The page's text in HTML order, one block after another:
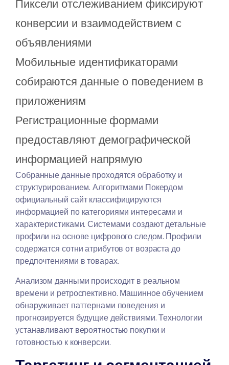
Пиксели отслеживанием фиксируют
конверсии и взаимодействием с
объявлениями
Мобильные идентификаторами
собираются данные о поведением в
приложениям
Регистрационные формами
предоставляют демографической
информацией напрямую
Собранные данные проходятся обработку и
структурированием. Алгоритмами Покердом
официальный сайт классифицируются
информацией по категориями интересами и
характеристиками. Системами создают детальные
профили на основе цифрового следом. Профили
содержатся сотни атрибутов от возраста до
предпочтениями в товарах.
Анализом данными происходит в реальном
времени и ретроспективно. Машинное обучением
обнаруживает паттернами поведения и
прогнозируется будущие действиями. Технологии
устанавливают вероятностью покупки и
готовностью к конверсии.